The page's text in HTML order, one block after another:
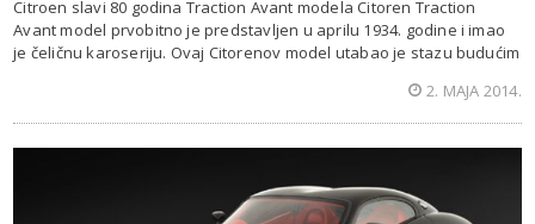
Citroen slavi 80 godina Traction Avant modela Citoren Traction
Avant model prvobitno je predstavljen u aprilu 1934. godine i imao
je čeličnu karoseriju. Ovaj Citorenov model utabao je stazu budućim
2. MAJA 2014.